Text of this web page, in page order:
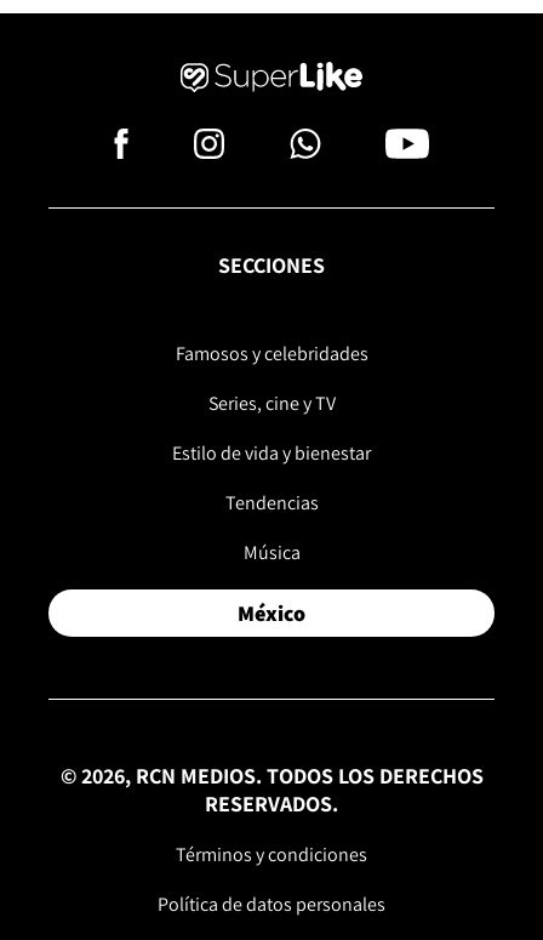
SECCIONES
Famosos y celebridades
Series, cine y TV
Estilo de vida y bienestar
Tendencias
Música
México
© 2026, RCN MEDIOS. TODOS LOS DERECHOS
RESERVADOS.
Términos y condiciones
Política de datos personales